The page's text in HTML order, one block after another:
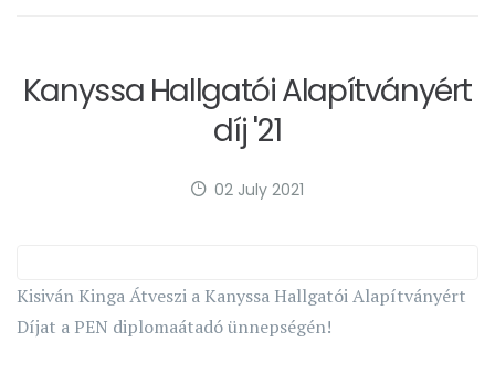
Kanyssa Hallgatói Alapítványért
díj '21
02 July 2021
Kisiván Kinga Átveszi a Kanyssa Hallgatói Alapítványért
Díjat a PEN diplomaátadó ünnepségén!